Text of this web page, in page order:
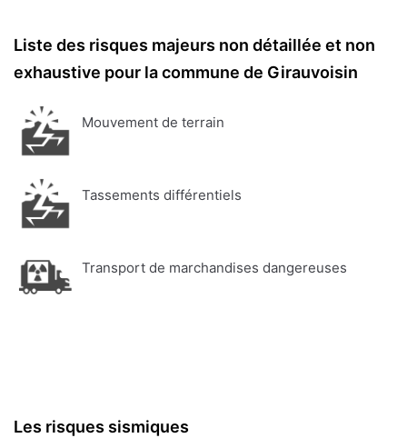
Liste des risques majeurs non détaillée et non
exhaustive pour la commune de Girauvoisin
Mouvement de terrain
Tassements différentiels
Transport de marchandises dangereuses
Les risques sismiques